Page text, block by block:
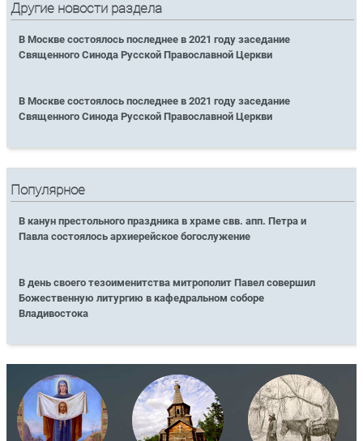
Другие новости раздела
В Москве состоялось последнее в 2021 году заседание
Священного Синода Русской Православной Церкви
В Москве состоялось последнее в 2021 году заседание
Священного Синода Русской Православной Церкви
Популярное
В канун престольного праздника в храме свв. апп. Петра и
Павла состоялось архиерейское богослужение
В день своего тезоименитства митрополит Павел совершил
Божественную литургию в кафедральном соборе
Владивостока